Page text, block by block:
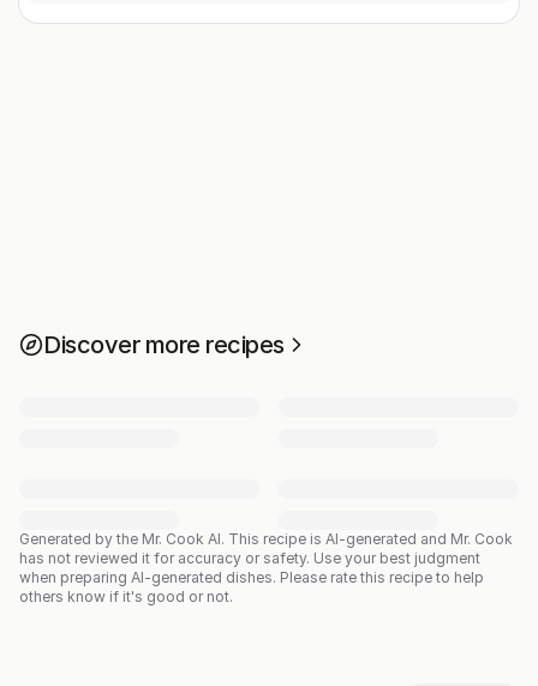
Discover more recipes
Generated by the Mr. Cook AI. This recipe is AI-generated and Mr. Cook
has not reviewed it for accuracy or safety. Use your best judgment
when preparing AI-generated dishes. Please rate this recipe to help
others know if it's good or not.